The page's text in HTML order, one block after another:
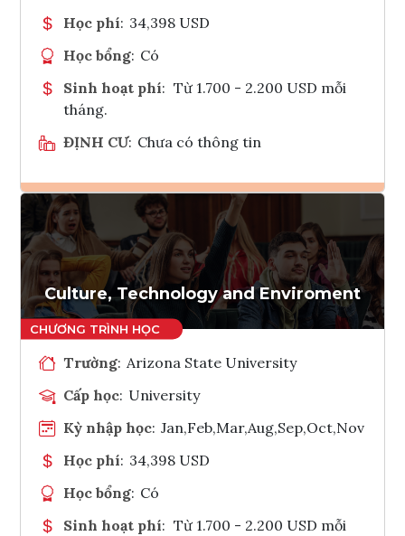
Học phí: 34,398 USD
Học bổng: Có
Sinh hoạt phí: Từ 1.700 - 2.200 USD mỗi
tháng.
ĐỊNH CƯ: Chưa có thông tin
Ghi danh
Tham vấn Interlink
Culture, Technology and Enviroment
Trường: Arizona State University
Cấp học: University
Kỳ nhập học: Jan,Feb,Mar,Aug,Sep,Oct,Nov
Học phí: 34,398 USD
Học bổng: Có
Sinh hoạt phí: Từ 1.700 - 2.200 USD mỗi